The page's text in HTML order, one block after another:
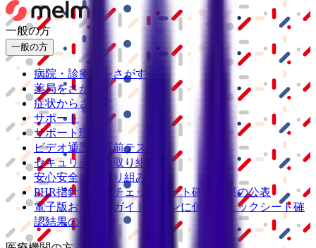
一般の方
一般の方
病院・診療所をさがす
薬局をさがす
症状からさがす
サポート
サポート環境
ビデオ通話の事前テスト
セキュリティの取り組み
安心安全への取り組み
PHR指針に係るチェックシート確認結果の公表
電子版お薬手帳ガイドラインに係るチェックシート確
認結果の公表